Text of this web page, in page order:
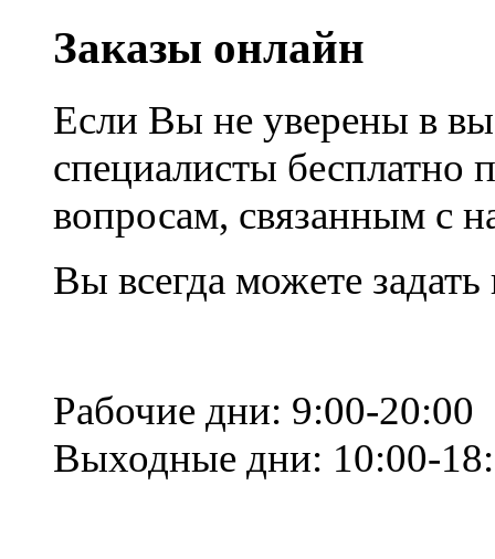
Заказы онлайн
Если Вы не уверены в
специалисты
вопросам, связанным с
Вы всегда можете
Рабочие дни: 9:00-20:00
Выходные дни: 10:00-